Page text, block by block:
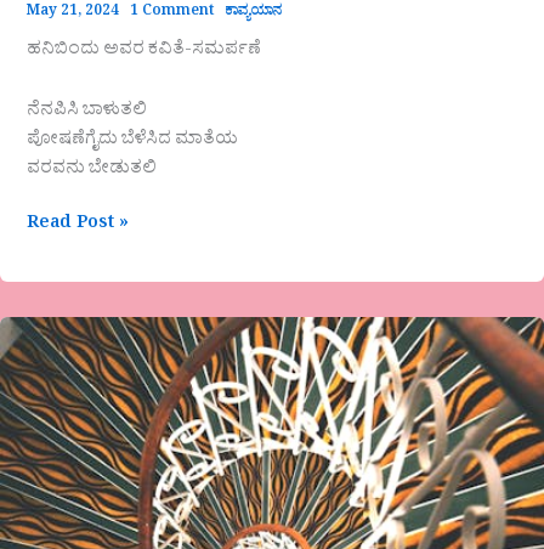
May 21, 2024 1 Comment ಕಾವ್ಯಯಾನ
ಹನಿಬಿಂದು ಅವರ ಕವಿತೆ-ಸಮರ್ಪಣೆ
ನೆನಪಿಸಿ ಬಾಳುತಲಿ
ಪೋಷಣೆಗೈದು ಬೆಳೆಸಿದ ಮಾತೆಯ
ವರವನು ಬೇಡುತಲಿ
Read Post »
ಮನಸ್ಸು
ಬದಲಾಯಿಸು
ಗುರಿಯನಲ್ಲ..!
ಸ್ನೇಹಾ.ಮಹಾದೇವ.
ಬಗಲಿ
ಅವರ
ಕಿರುಬರಹ